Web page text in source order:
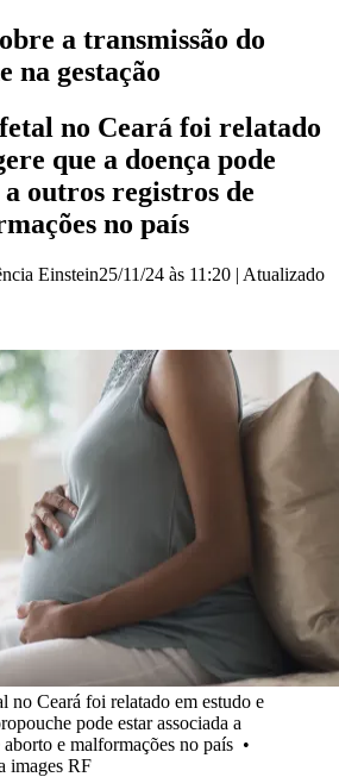
a transmissão do
na gestação
no Ceará foi relatado
que a doença pode
a outros registros de
no país
Einstein25/11/24 às 11:20 | Atualizado
no Ceará foi relatado em estudo e
pode estar associada a
e malformações no país •
images RF